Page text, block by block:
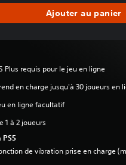
Ajouter au panier
Plus requis pour le jeu en ligne
en charge jusqu'à 30 joueurs en
en ligne facultatif
1 à 2 joueurs
PS5
de vibration prise en charge